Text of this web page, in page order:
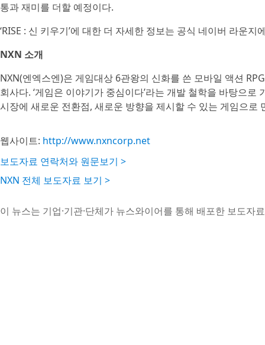
통과 재미를 더할 예정이다.
‘RISE : 신 키우기’에 대한 더 자세한 정보는 공식 네이버 라운지
NXN 소개
NXN(엔엑스엔)은 게임대상 6관왕의 신화를 쓴 모바일 액션
회사다. ‘게임은 이야기가 중심이다’라는 개발 철학을 바탕으
시장에 새로운 전환점, 새로운 방향을 제시할 수 있는 게임으로
웹사이트: http://www.nxncorp.net
보도자료 연락처와 원문보기 >
NXN 전체 보도자료 보기 >
이 뉴스는 기업·기관·단체가 뉴스와이어를 통해 배포한 보도자